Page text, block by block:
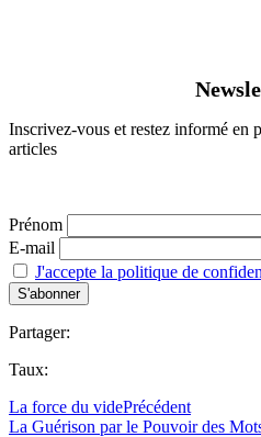
Inscrivez-vous et restez informé en
articles
Prénom
E-mail
J'accepte la politique de
Partager:
Taux:
La force du videPrécédent
La Guérison par le Pouvoir des